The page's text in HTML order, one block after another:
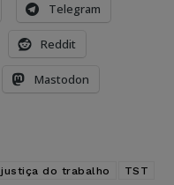
Telegram
Reddit
Mastodon
justiça do trabalho
TST